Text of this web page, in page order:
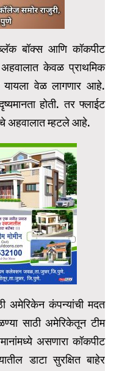
बॉक्स आणि कॉकपीट
अहवालात केवळ प्राथमिक
यायला वेळ लागणार आहे.
होती. तर फ्लाईट
अहवालात म्हटले आहे.
अमेरिकेन कंपन्यांची मदत
साठी अमेरिकेतून टीम
असणारा कॉकपीट
डाटा सुरक्षित बाहेर